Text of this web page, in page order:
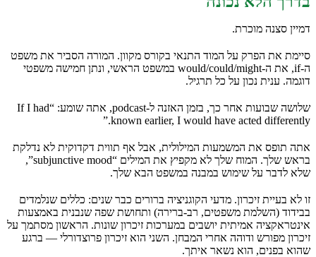
דמיין סצנה מוכרת.
סיימת את הפרק על המוד התנאי בקורס מקוון. המורה הסביר את משפט
ה-if, את ה-would/could/might במשפט הראשי, ונתן חמישה משפטי
דוגמה. ענית נכון על כל תרגיל.
שלושה שבועות אחר כך, בזמן האזנה ל-podcast, אתה שומע: “If I had
known earlier, I would have acted differently.”
אתה תופס את המשמעות המילולית, אבל אף תווית דקדוקית לא נדלקת
בראש שלך. המוח שלך לא מקפיץ את המילים “subjunctive mood”,
שלא לדבר על שימוש במבנה במשפט הבא שלך.
זו לא בעיית זיכרון. מדעי הקוגניציה ברורים כבר שנים: כללים שנלמדים
בבידוד (השלמת משפטים, רב-ברירה) ותחושת שפה שנבנית באמצעות
אינטראקציה אמיתית יושבים במערכות זיכרון שונות. הראשון מסתמך על
זיכרון מפורש ודוהה אחרי המבחן. השני הוא זיכרון פרוצדורלי — ברגע
שהוא בפנים, הוא נשאר איתך.